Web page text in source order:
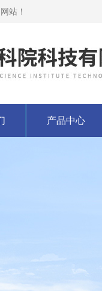
站！
产品中心